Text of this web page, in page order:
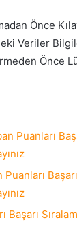
Önce
Veriler
Önce
Puanları
Başarı